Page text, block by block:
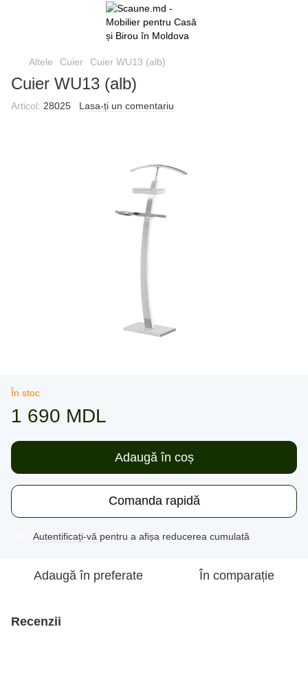
Altele Cuier Cuier WU13 (alb)
Cuier WU13 (alb)
Articol: 28025 Lasa-ți un comentariu
În stoc
1 690 MDL
Adaugă în coș
Comanda rapidă
Autentificați-vă pentru a afișa reducerea cumulată
Adaugă în preferate În comparație
Recenzii